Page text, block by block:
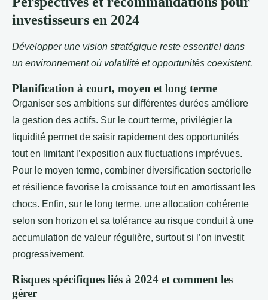
investisseurs en 2024
Développer une vision stratégique reste essentiel dans
un environnement où volatilité et opportunités coexistent.
Planification à court, moyen et long terme
Organiser ses ambitions sur différentes durées améliore
la gestion des actifs. Sur le court terme, privilégier la
liquidité permet de saisir rapidement des opportunités
tout en limitant l’exposition aux fluctuations imprévues.
Pour le moyen terme, combiner diversification sectorielle
et résilience favorise la croissance tout en amortissant les
chocs. Enfin, sur le long terme, une allocation cohérente
selon son horizon et sa tolérance au risque conduit à une
accumulation de valeur régulière, surtout si l’on investit
progressivement.
Risques spécifiques liés à 2024 et comment les
gérer